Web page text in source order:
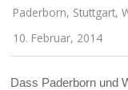
Paderborn, Stuttgart,
10. Februar, 2014
Dass Paderborn und